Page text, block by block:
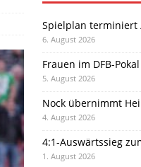
Spielplan terminiert
6. August 2026
Frauen im DFB-
5. August 2026
Nock übernimmt
4. August 2026
4:1-Auswärtssieg
1. August 2026